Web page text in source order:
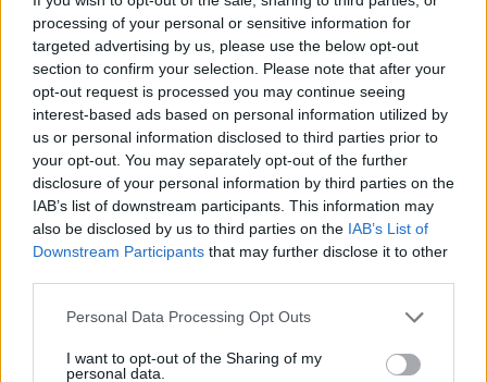
processing of your personal or sensitive information for
targeted advertising by us, please use the below opt-out
section to confirm your selection. Please note that after your
opt-out request is processed you may continue seeing
interest-based ads based on personal information utilized by
us or personal information disclosed to third parties prior to
your opt-out. You may separately opt-out of the further
disclosure of your personal information by third parties on the
IAB’s list of downstream participants. This information may
also be disclosed by us to third parties on the IAB’s List of
Downstream Participants that may further disclose it to other
Personal Data Processing Opt Outs
I want to opt-out of the Sharing of my
personal data.